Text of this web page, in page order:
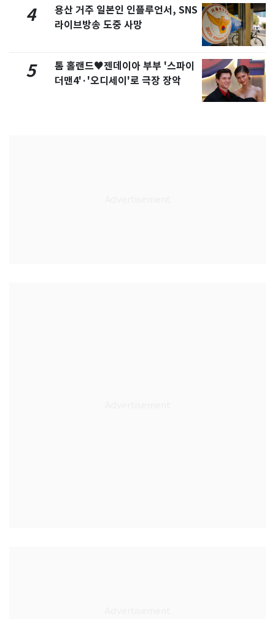
4
용산 거주 일본인 인플루언서, SNS
라이브방송 도중 사망
5
톰 홀랜드♥젠데이아 부부 '스파이
더맨4'·'오디세이'로 극장 장악